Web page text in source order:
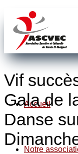
Accueil
Notre
Vif
Gala de
Danse